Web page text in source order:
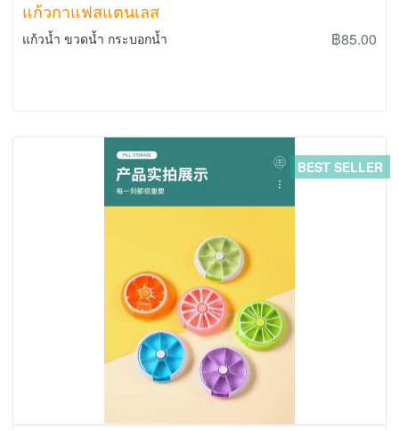
แก้วกาแฟสแตนเลส
แก้วน้ำ ขวดน้ำ กระบอกน้ำ ฿85.00
BEST SELLER